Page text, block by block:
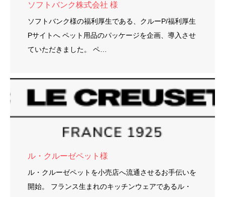
ソフトバンク株式会社 様
ソフトバンク様の福利厚生である、クルーP/福利厚生
Pサイトへ ペット用品のパッケージを企画、導入させ
ていただきました。 ペ…
ル・クルーゼペット様
ル・クルーゼペットを小売店へ流通させるお手伝いを
開始。 フランス生まれのキッチンウェアであるル・